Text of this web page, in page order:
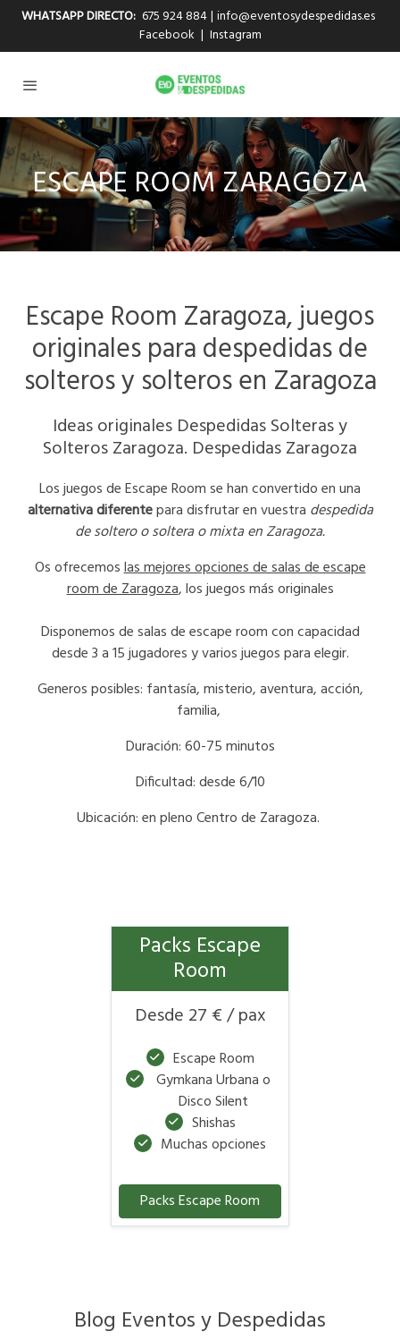
WHATSAPP DIRECTO: 675 924 884| info@eventosydespedidas.es
Facebook | Instagram
ESCAPE ROOM ZARAGOZA
Escape Room Zaragoza, juegos
originales para despedidas de
solteros y solteros en Zaragoza
Ideas originales Despedidas Solteras y
Solteros Zaragoza. Despedidas Zaragoza
Los juegos de Escape Room se han convertido en una
alternativa diferentepara disfrutar en vuestra despedida
de soltero o soltera o mixta en Zaragoza.
Os ofrecemoslas mejores opciones de salas de escape
room de Zaragoza, los juegos más originales
Disponemos de salas de escape room con capacidad
desde 3 a 15 jugadores y varios juegos para elegir.
Generos posibles: fantasía, misterio, aventura, acción,
familia,
Duración: 60-75 minutos
Dificultad: desde 6/10
Ubicación: en pleno Centro de Zaragoza.
Packs Escape
Room
Desde 27 € / pax
Escape Room
Gymkana Urbana o
Disco Silent
Shishas
Muchas opciones
Packs Escape Room
Blog Eventos y Despedidas